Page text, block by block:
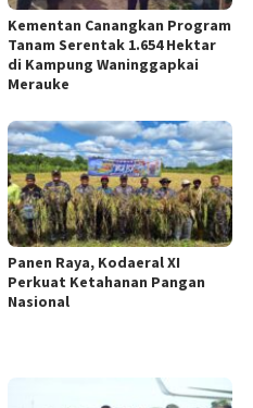
Kementan Canangkan Program
Tanam Serentak 1.654 Hektar
di Kampung Waninggapkai
Merauke
Panen Raya, Kodaeral XI
Perkuat Ketahanan Pangan
Nasional